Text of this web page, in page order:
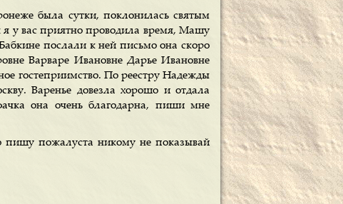
была сутки, поклонилась святым
у вас приятно проводила время, Машу
послали к ней письмо она скоро
Варваре Ивановне Дарье Ивановне
гостеприимство. По реестру Надежды
Варенье довезла хорошо и отдала
она очень благодарна, пиши мне
пишу пожалуста никому не показывай